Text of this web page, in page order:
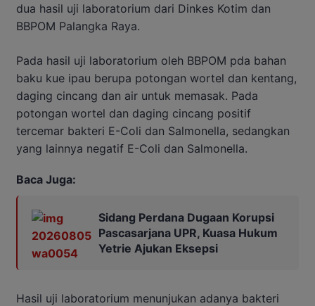
dua hasil uji laboratorium dari Dinkes Kotim dan
BBPOM Palangka Raya.
Pada hasil uji laboratorium oleh BBPOM pda bahan
baku kue ipau berupa potongan wortel dan kentang,
daging cincang dan air untuk memasak. Pada
potongan wortel dan daging cincang positif
tercemar bakteri E-Coli dan Salmonella, sedangkan
yang lainnya negatif E-Coli dan Salmonella.
Baca Juga:
Sidang Perdana Dugaan Korupsi
Pascasarjana UPR, Kuasa Hukum
Yetrie Ajukan Eksepsi
Hasil uji laboratorium menunjukan adanya bakteri